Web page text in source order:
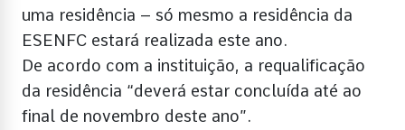
uma residência – só mesmo a residência da
ESENFC estará realizada este ano.
De acordo com a instituição, a requalificação
da residência “deverá estar concluída até ao
final de novembro deste ano”.